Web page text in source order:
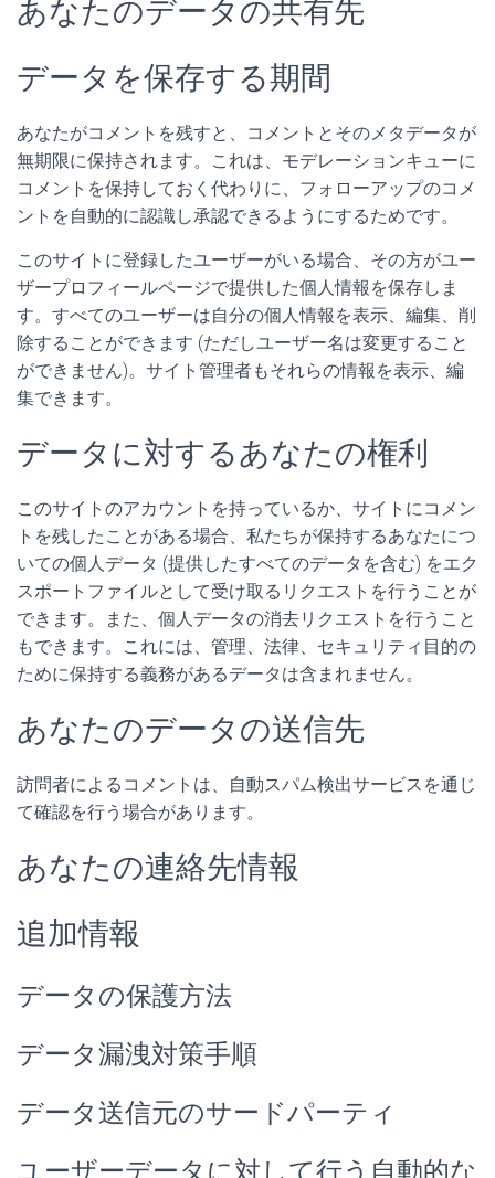
あなたのデータの共有先
データを保存する期間
あなたがコメントを残すと、コメントとそのメタデータが
無期限に保持されます。これは、モデレーションキューに
コメントを保持しておく代わりに、フォローアップのコメ
ントを自動的に認識し承認できるようにするためです。
このサイトに登録したユーザーがいる場合、その方がユー
ザープロフィールページで提供した個人情報を保存しま
す。すべてのユーザーは自分の個人情報を表示、編集、削
除することができます (ただしユーザー名は変更すること
ができません)。サイト管理者もそれらの情報を表示、編
集できます。
データに対するあなたの権利
このサイトのアカウントを持っているか、サイトにコメン
トを残したことがある場合、私たちが保持するあなたにつ
いての個人データ (提供したすべてのデータを含む) をエク
スポートファイルとして受け取るリクエストを行うことが
できます。また、個人データの消去リクエストを行うこと
もできます。これには、管理、法律、セキュリティ目的の
ために保持する義務があるデータは含まれません。
あなたのデータの送信先
訪問者によるコメントは、自動スパム検出サービスを通じ
て確認を行う場合があります。
あなたの連絡先情報
追加情報
データの保護方法
データ漏洩対策手順
データ送信元のサードパーティ
ユーザーデータに対して行う自動的な